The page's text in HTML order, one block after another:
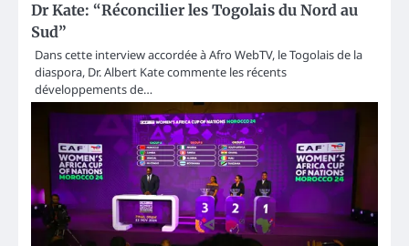
Dr Kate: “Réconcilier les Togolais du Nord au
Sud”
Dans cette interview accordée à Afro WebTV, le Togolais de la
diaspora, Dr. Albert Kate commente les récents
développements de…